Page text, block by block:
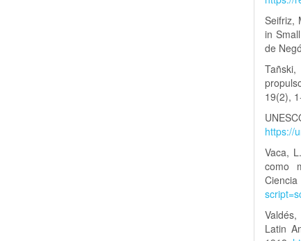
Seifriz,
in
de
19(2),
https://
Vaca,
como
Latin